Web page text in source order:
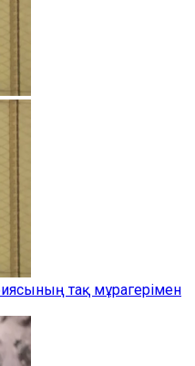
тақ мұрагерімен